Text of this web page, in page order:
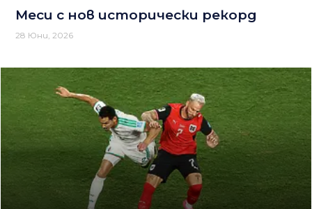
Меси с нов исторически рекорд
28 Юни, 2026